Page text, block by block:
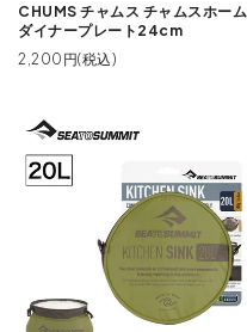
CHUMS チャムス チャムスホーム
ダイナープレート24cm
2,200円(税込)